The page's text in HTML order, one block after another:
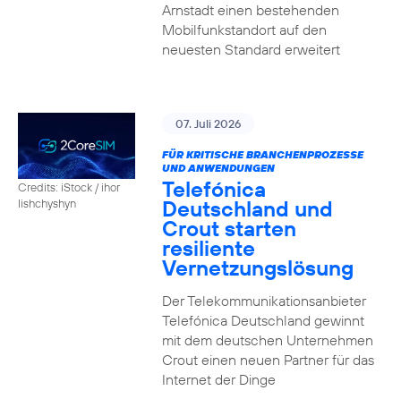
Arnstadt einen bestehenden
Mobilfunkstandort auf den
neuesten Standard erweitert
Credits: iStock / ihor
lishchyshyn
07. Juli 2026
FÜR KRITISCHE BRANCHENPROZESSE
UND ANWENDUNGEN
Telefónica
Deutschland und
Crout starten
resiliente
Vernetzungslösung
Der Telekommunikationsanbieter
Telefónica Deutschland gewinnt
mit dem deutschen Unternehmen
Crout einen neuen Partner für das
Internet der Dinge